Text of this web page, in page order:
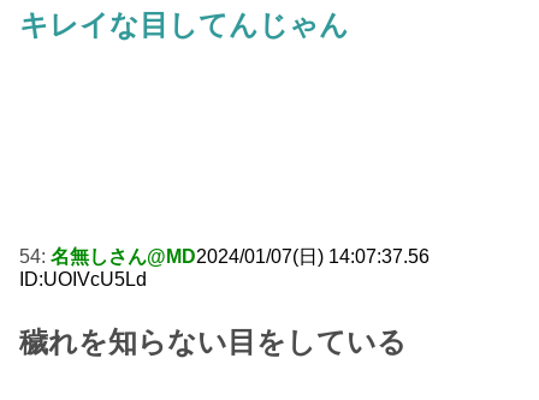
キレイな目してんじゃん
54: 名無しさん@MD2024/01/07(日) 14:07:37.56
ID:UOIVcU5Ld
穢れを知らない目をしている